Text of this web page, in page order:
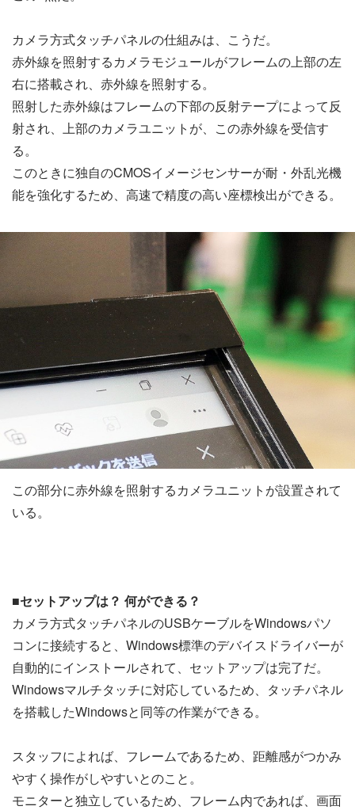
カメラ方式タッチパネルの仕組みは、こうだ。
赤外線を照射するカメラモジュールがフレームの上部の左
右に搭載され、赤外線を照射する。
照射した赤外線はフレームの下部の反射テープによって反
射され、上部のカメラユニットが、この赤外線を受信す
る。
このときに独自のCMOSイメージセンサーが耐・外乱光機
能を強化するため、高速で精度の高い座標検出ができる。
この部分に赤外線を照射するカメラユニットが設置されて
いる。
■セットアップは？ 何ができる？
カメラ方式タッチパネルのUSBケーブルをWindowsパソ
コンに接続すると、Windows標準のデバイスドライバーが
自動的にインストールされて、セットアップは完了だ。
Windowsマルチタッチに対応しているため、タッチパネル
を搭載したWindowsと同等の作業ができる。
スタッフによれば、フレームであるため、距離感がつかみ
やすく操作がしやすいとのこと。
モニターと独立しているため、フレーム内であれば、画面